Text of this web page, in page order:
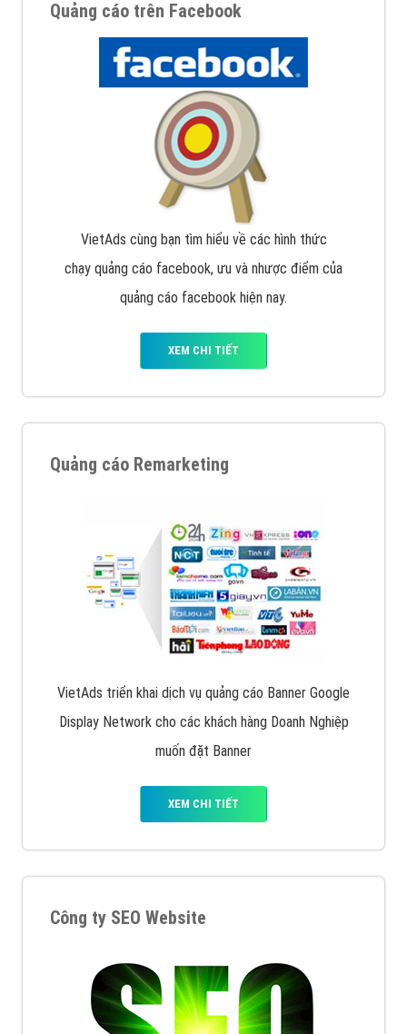
Quảng cáo trên Facebook
VietAds cùng bạn tìm hiểu về các hình thức
chạy quảng cáo facebook, ưu và nhược điểm của
quảng cáo facebook hiện nay.
XEM CHI TIẾT
Quảng cáo Remarketing
VietAds triển khai dịch vụ quảng cáo Banner Google
Display Network cho các khách hàng Doanh Nghiệp
muốn đặt Banner
XEM CHI TIẾT
Công ty SEO Website